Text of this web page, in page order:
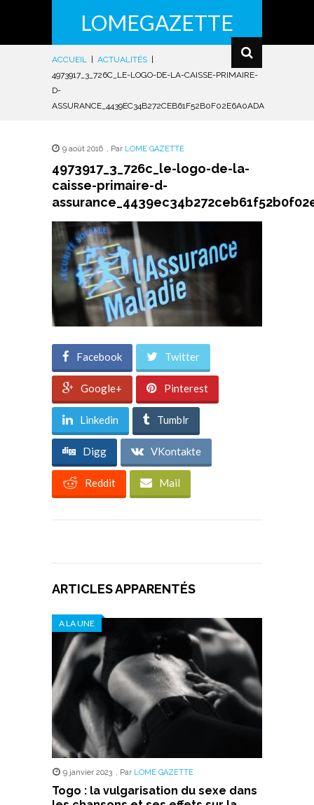
LOMEGAZETTE
ACCUEIL ACTUALITÉS
4973917_3_726C_LE-LOGO-DE-LA-CAISSE-PRIMAIRE-
D-
ASSURANCE_4439EC34B272CEB61F52B0F02E6A0ADA
9 août 2016 , Par LOME GAZETTE
4973917_3_726c_le-logo-de-la-
caisse-primaire-d-
Facebook Twitter
Google+ Pinterest
Linkedin Tumblr
Digg VKontakte
Reddit Mail
ARTICLES APPARENTÉS
A LA UNE
9 janvier 2023 , Par LOME GAZETTE
Togo : la vulgarisation du sexe dans